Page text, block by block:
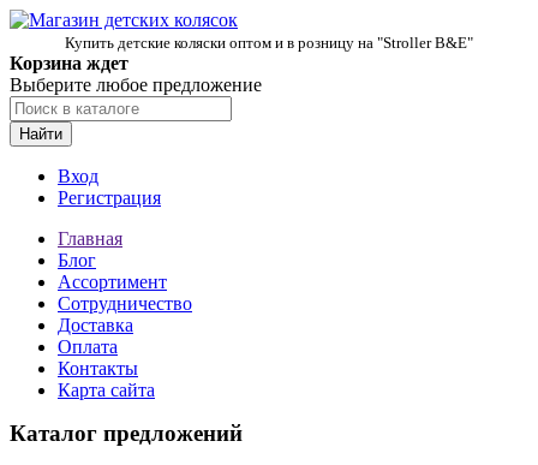
Купить детские коляски оптом и в розницу на "Stroller B&E"
Корзина ждет
Выберите любое предложение
Найти
Вход
Регистрация
Главная
Блог
Ассортимент
Сотрудничество
Доставка
Оплата
Контакты
Карта сайта
Каталог предложений